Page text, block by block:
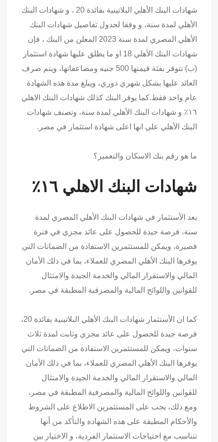
شهادات البنك الأهلي البلاتينية بفائدة 20 ، و شهادات البنك
الأهلي لمدة سنة، و وفقا لجدول تفاصيل شهادات البنك
الأهلي المصري لمدة سنة 2023 المعلن من البنك ، فإن
شهادات البنك الأهلي 18 او ما يطلق عليها شهادة استثمار
(ب) تتوفر بفئة قيمتها 500 جنيه ومضاعفاتها، ويتم صرف
العائد عليها بشكل شهري دوري، ويبلغ مدة هذه الشهادة
عام واحد فقط.كما يوفر البنك كذلك شهادات البنك الاهلي
١٦٪ و شهادات البنك الأهلي لمدة سنة، وتصنف شهادات
البنك الأهلي علي انها اعلى شهادة استثمار في مصر.
ما هو رقم بنك الاسكان والتعمير؟
شهادات البنك الاهلي ١٦٪
يعد الأستثمار في شهادات البنك الأهلي المصري لمدة
سنة، فرصة جيدة للحصول على عائد مجزي في فترة
قصيرة، ويمكن للمستثمرين الاستفادة من الضمانات التي
يوفرها البنك الأهلي المصري للعملاء، بما في ذلك الأمان
المالي والاستقرار المالي والخدمة الجيدة والامتثال
للقوانين واللوائح المالية والمصرفية المطبقة في مصر.
كما ان الأستثمار شهادات البنك الأهلي البلاتينية بفائدة 20،
فرصة جيدة للحصول على عائد مجزي وثابت لمدة ثلاث
سنوات، ويمكن للمستثمرين الاستفادة من الضمانات التي
يوفرها البنك الأهلي المصري للعملاء، بما في ذلك الأمان
المالي والاستقرار المالي والخدمة الجيدة والامتثال
للقوانين واللوائح المالية والمصرفية المطبقة في مصر،
ومع ذلك، يجب على المستثمرين الاطلاع على الشروط
والأحكام المطبقة على هذه الشهادة والتأكد من أنها
تتناسب مع احتياجات الاستثمار الفردية، و الاختيار بين